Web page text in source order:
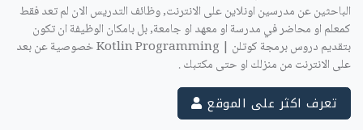
الباحثين عن مدرسين اونلاين على الانترنت, وظائف التدريس الان لم تعد فقط
كمعلم او محاضر في مدرسة او معهد او جامعة, بل بامكان الوظيفة ان تكون
بتقديم دروس برمجة كوتلن | Kotlin Programming خصوصية عن بعد
على الانترنت من منزلك او حتى مكتبك .
تعرف اكثر على الموقع